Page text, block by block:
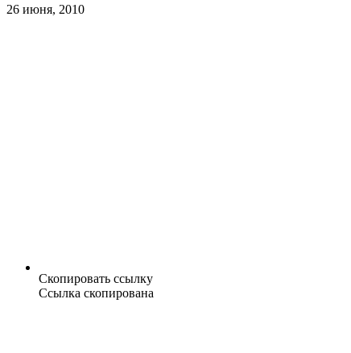
26 июня, 2010
Скопировать ссылку
Ссылка скопирована